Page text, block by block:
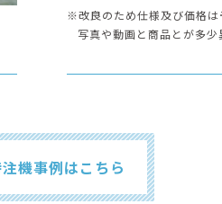
※改良のため仕様及び価格は
写真や動画と商品とが多少
機事例はこちら